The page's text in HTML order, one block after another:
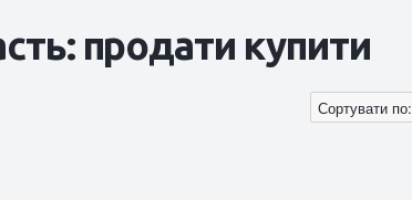
продати купити
Сортувати по: